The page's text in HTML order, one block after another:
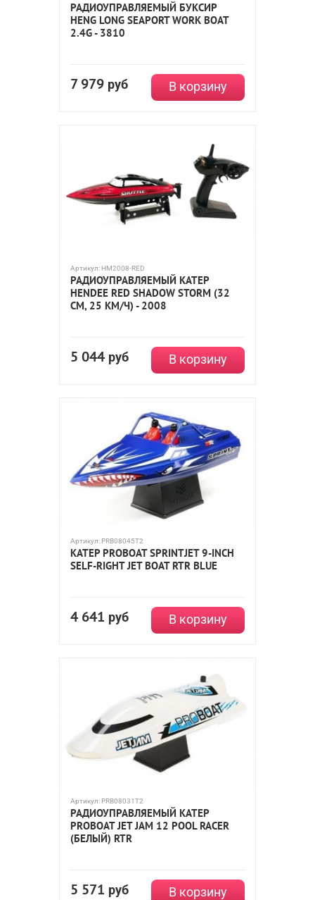
РАДИОУПРАВЛЯЕМЫЙ БУКСИР
HENG LONG SEAPORT WORK BOAT
2.4G - 3810
7 979 руб В корзину
Артикул: HM2008-RED
РАДИОУПРАВЛЯЕМЫЙ КАТЕР
HENDEE RED SHADOW STORM (32
СМ, 25 КМ/Ч) - 2008
5 044 руб В корзину
Артикул: PRB08045T2
КАТЕР PROBOAT SPRINTJET 9-INCH
SELF-RIGHT JET BOAT RTR BLUE
4 641 руб В корзину
Артикул: PRB08031T2
РАДИОУПРАВЛЯЕМЫЙ КАТЕР
PROBOAT JET JAM 12 POOL RACER
(БЕЛЫЙ) RTR
5 571 руб В корзину